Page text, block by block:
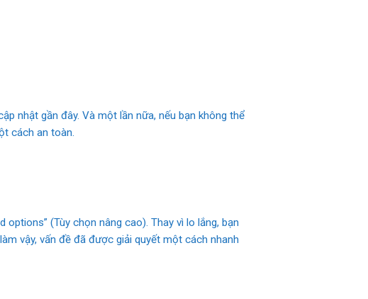
nhật gần đây. Và một lần nữa, nếu bạn không thể
cách an toàn.
options” (Tùy chọn nâng cao). Thay vì lo lắng, bạn
vậy, vấn đề đã được giải quyết một cách nhanh